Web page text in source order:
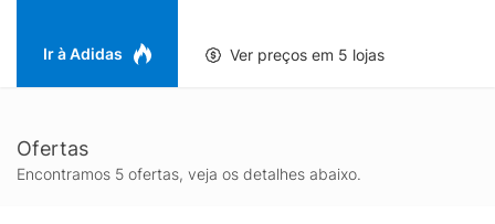
fresca.Ir à Adidas Ver preços em 5 lojas
Ofertas
Encontramos 5 ofertas, veja os detalhes abaixo.